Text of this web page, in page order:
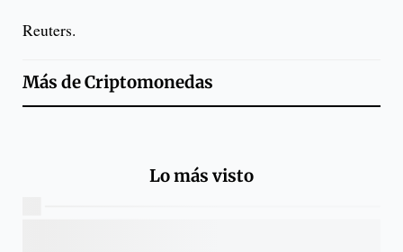
Reuters.
Más deCriptomonedas
Lo más visto